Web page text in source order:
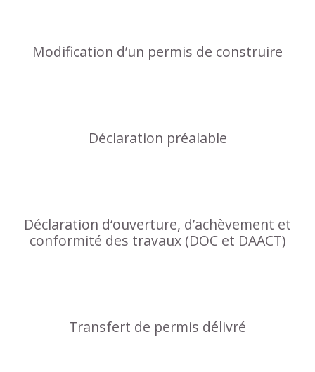
Modification d’un permis de construire
Déclaration préalable
Déclaration d‘ouverture, d’achèvement et
conformité des travaux (DOC et DAACT)
Transfert de permis délivré